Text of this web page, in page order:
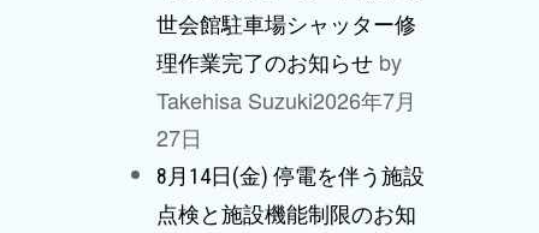
世会館駐車場シャッター修
理作業完了のお知らせ by
Takehisa Suzuki2026年7月
27日
8月14日(金) 停電を伴う施設
点検と施設機能制限のお知